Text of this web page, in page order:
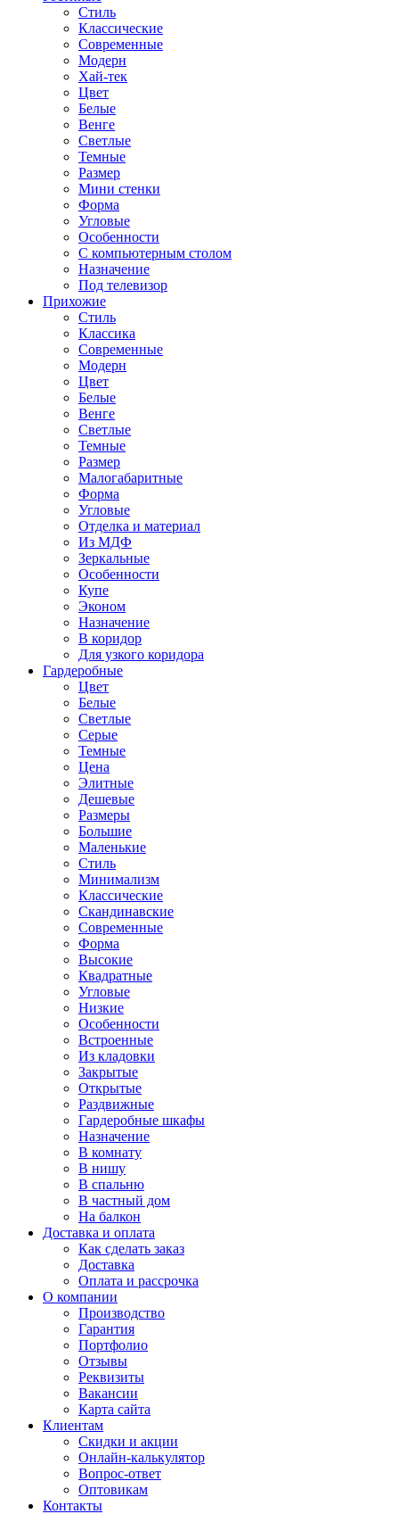
Стиль
Классические
Современные
Модерн
Хай-тек
Цвет
Белые
Венге
Светлые
Темные
Размер
Мини стенки
Форма
Угловые
Особенности
С компьютерным столом
Назначение
Под телевизор
Прихожие
Стиль
Классика
Современные
Модерн
Цвет
Белые
Венге
Светлые
Темные
Размер
Малогабаритные
Форма
Угловые
Отделка и материал
Из МДФ
Зеркальные
Особенности
Купе
Эконом
Назначение
В коридор
Для узкого коридора
Гардеробные
Цвет
Белые
Светлые
Серые
Темные
Цена
Элитные
Дешевые
Размеры
Большие
Маленькие
Стиль
Минимализм
Классические
Скандинавские
Современные
Форма
Высокие
Квадратные
Угловые
Низкие
Особенности
Встроенные
Из кладовки
Закрытые
Открытые
Раздвижные
Гардеробные шкафы
Назначение
В комнату
В нишу
В спальню
В частный дом
На балкон
Доставка и оплата
Как сделать заказ
Доставка
Оплата и рассрочка
О компании
Производство
Гарантия
Портфолио
Отзывы
Реквизиты
Вакансии
Карта сайта
Клиентам
Скидки и акции
Онлайн-калькулятор
Вопрос-ответ
Оптовикам
Контакты